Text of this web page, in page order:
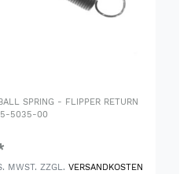
SPRING - FLIPPER RETURN
5035-00
MWST. ZZGL.VERSANDKOSTEN